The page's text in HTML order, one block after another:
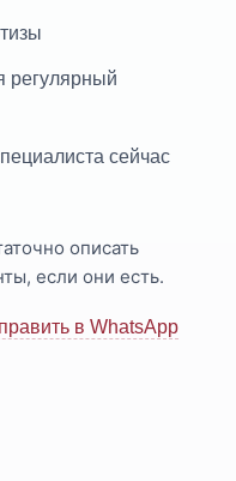
регулярный
сейчас
описать
если они есть.
в WhatsApp